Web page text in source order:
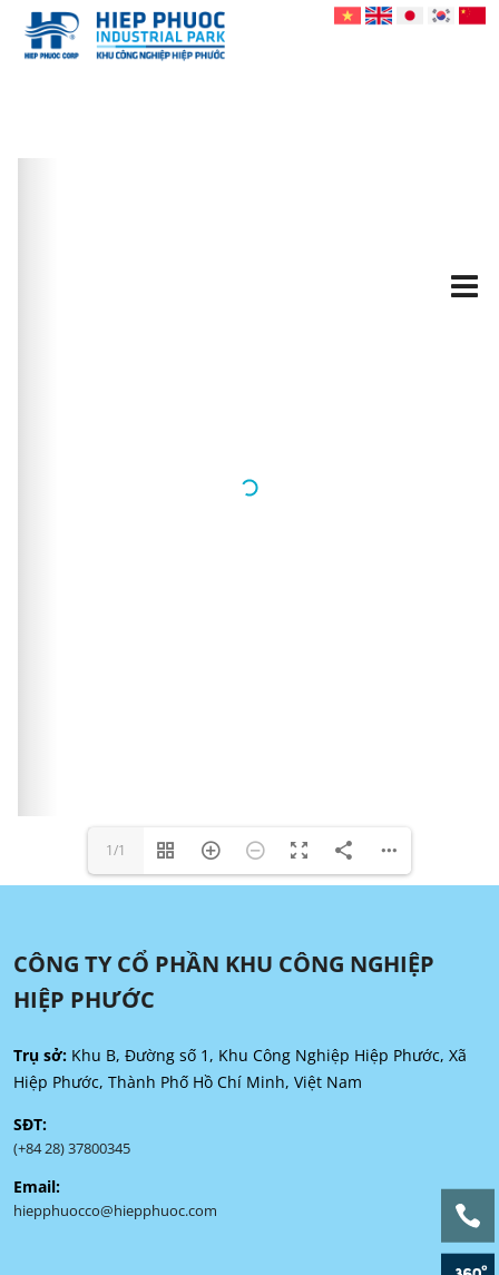
1/1
CÔNG TY CỔ PHẦN KHU CÔNG NGHIỆP
HIỆP PHƯỚC
Trụ sở: Khu B, Đường số 1, Khu Công Nghiệp Hiệp Phước, Xã
Hiệp Phước, Thành Phố Hồ Chí Minh, Việt Nam
SĐT:
(+84 28) 37800345
Email:
hiepphuocco@hiepphuoc.com